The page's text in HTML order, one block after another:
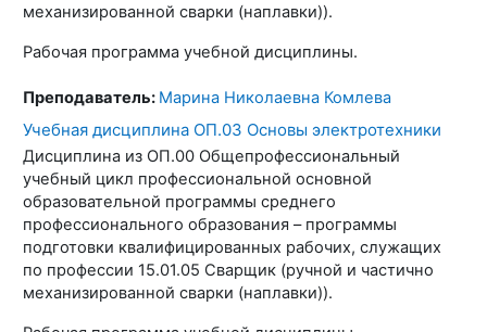
механизированной сварки (наплавки)).
Рабочая программа учебной дисциплины.
Преподаватель: Марина Николаевна Комлева
Учебная дисциплина ОП.03 Основы электротехники
Дисциплина из ОП.00 Общепрофессиональный
учебный цикл профессиональной основной
образовательной программы среднего
профессионального образования – программы
подготовки квалифицированных рабочих, служащих
по профессии 15.01.05 Сварщик (ручной и частично
механизированной сварки (наплавки)).